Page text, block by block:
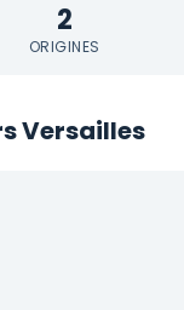
2
ORIGINES
Versailles